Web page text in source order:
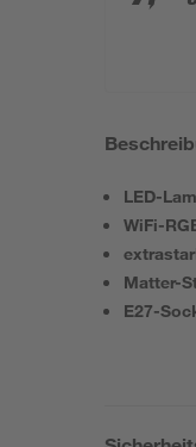
LED-
WiFi-
Matter-
E27-